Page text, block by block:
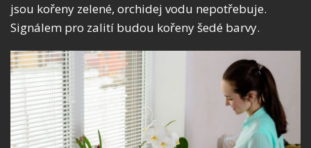
jsou kořeny zelené, orchidej vodu nepotřebuje.
Signálem pro zalití budou kořeny šedé barvy.